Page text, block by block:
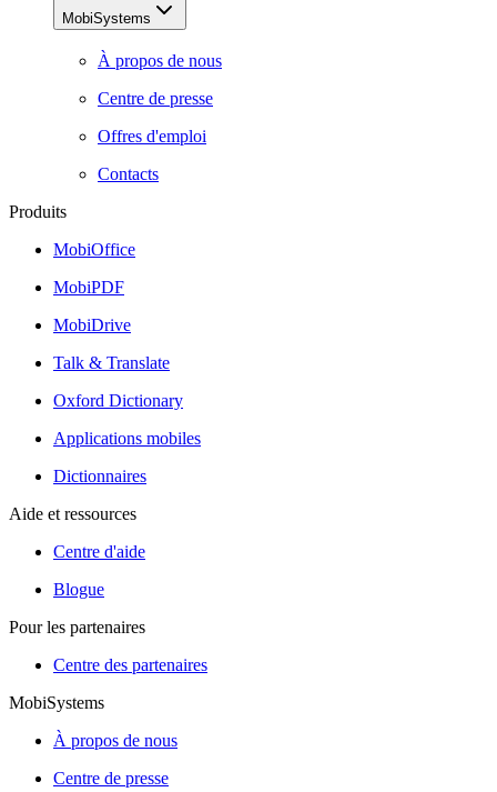
MobiSystems
À propos de nous
Centre de presse
Offres d'emploi
Contacts
Produits
MobiOffice
MobiPDF
MobiDrive
Talk & Translate
Oxford Dictionary
Applications mobiles
Dictionnaires
Aide et ressources
Centre d'aide
Blogue
Pour les partenaires
Centre des partenaires
MobiSystems
À propos de nous
Centre de presse